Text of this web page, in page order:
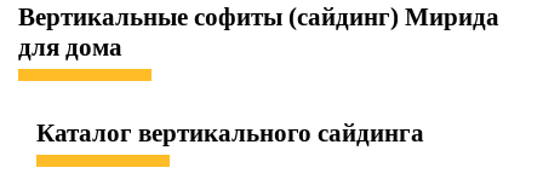
Вертикальные софиты (сайдинг) Мирида
для дома
Каталог вертикального сайдинга